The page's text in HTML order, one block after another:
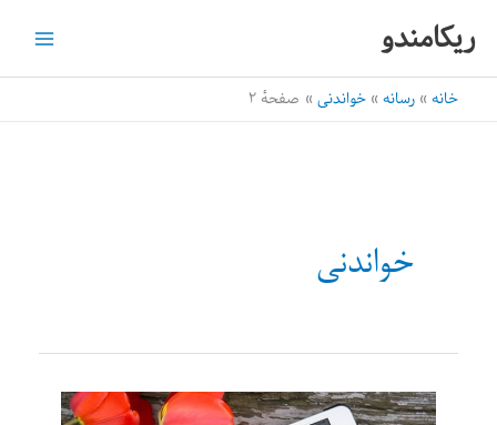
ریکامندو
خانه رسانه خواندنی صفحهٔ ۲
خواندنی